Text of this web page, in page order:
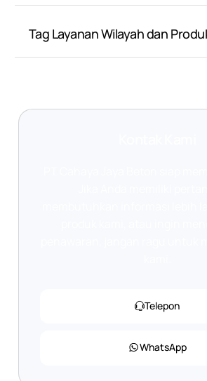
Tag Layanan Wilayah dan
Telepon
WhatsApp